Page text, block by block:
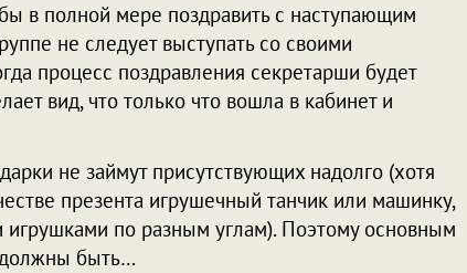
в полной мере поздравить с наступающим
не следует выступать со своими
процесс поздравления секретарши будет
вид, что только что вошла в кабинет и
не займут присутствующих надолго (хотя
презента игрушечный танчик или машинку,
игрушками по разным углам). Поэтому основным
должны быть…